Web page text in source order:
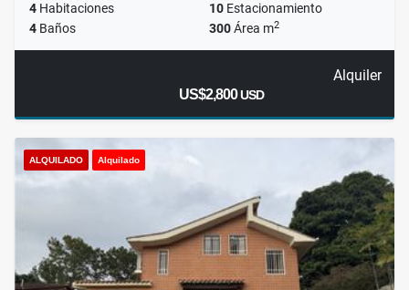
4 Habitaciones 10 Estacionamiento
4 Baños 300Área m2
Alquiler
US$2,800USD
ALQUILADO Alquilado